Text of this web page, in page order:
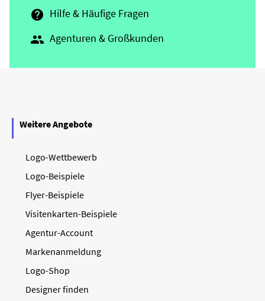
 Hilfe & Häufige Fragen
 Agenturen & Großkunden
Weitere Angebote
Logo-Wettbewerb
Logo-Beispiele
Flyer-Beispiele
Visitenkarten-Beispiele
Agentur-Account
Markenanmeldung
Logo-Shop
Designer finden